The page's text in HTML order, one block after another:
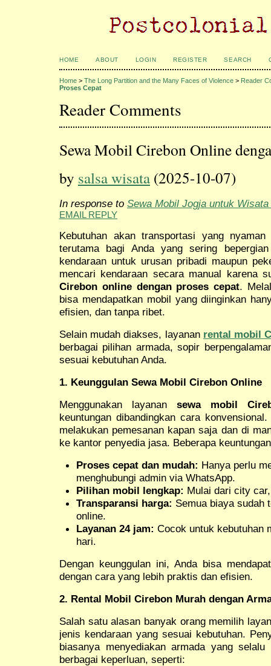
HOME ABOUT LOGIN REGISTER SEARCH
Home > The Long Partition and the Many Faces of Violence > Reader
Proses Cepat
Reader Comments
Sewa Mobil Cirebon Online
by salsa wisata (2025-10-07)
In response to Sewa Mobil Jogja untuk
EMAIL REPLY
Kebutuhan akan transportasi yang
terutama bagi Anda yang sering
kendaraan untuk urusan pribadi maupun
mencari kendaraan secara manual karena
Cirebon online dengan proses cepat.
bisa mendapatkan mobil yang diinginkan
efisien, dan tanpa ribet.
Selain mudah diakses, layanan rental mobil
berbagai pilihan armada, sopir
sesuai kebutuhan Anda.
1. Keunggulan Sewa Mobil Cirebon Online
Menggunakan layanansewa mobil
keuntungan dibandingkan cara
melakukan pemesanan kapan saja dan di
ke kantor penyedia jasa. Beberapa
Proses cepat dan mudah: Hanya perlu
menghubungi admin via WhatsApp.
Pilihan mobil lengkap: Mulai dari city
Transparansi harga: Semua biaya sudah
online.
Layanan 24 jam: Cocok untuk kebutuhan
hari.
Dengan keunggulan ini, Anda bisa
dengan cara yang lebih praktis dan efisien.
2. Rental Mobil Cirebon Murah dengan
Salah satu alasan banyak orang memilih
jenis kendaraan yang sesuai kebutuhan.
biasanya menyediakan armada yang
berbagai keperluan, seperti: